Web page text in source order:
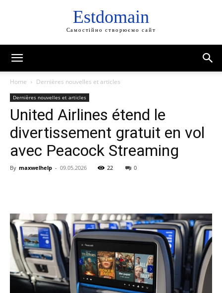
Estdomain
Самостійно створюємо сайт
Home Dernières nouvelles et articles
Dernières nouvelles et articles
United Airlines étend le
divertissement gratuit en vol
avec Peacock Streaming
By maxwelhelp - 09.05.2026 22 0